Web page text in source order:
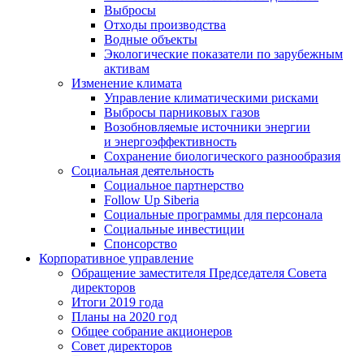
Выбросы
Отходы производства
Водные объекты
Экологические показатели по зарубежным
активам
Изменение климата
Управление климатическими рисками
Выбросы парниковых газов
Возобновляемые источники энергии
и энергоэффективность
Сохранение биологического разнообразия
Социальная деятельность
Социальное партнерство
Follow Up Siberia
Социальные программы для персонала
Социальные инвестиции
Спонсорство
Корпоративное управление
Обращение заместителя Председателя Совета
директоров
Итоги 2019 года
Планы на 2020 год
Общее собрание акционеров
Совет директоров